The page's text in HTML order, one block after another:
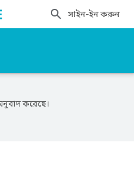
সাইন-ইন করুন
করেছে।